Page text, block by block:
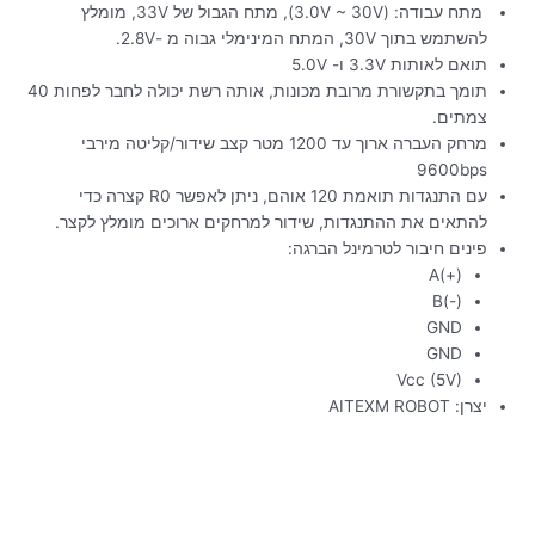
מתח עבודה: (3.0V ~ 30V), מתח הגבול של 33V, מומלץ
להשתמש בתוך 30V, המתח המינימלי גבוה מ -2.8V.
תואם לאותות 3.3V ו- 5.0V
תומך בתקשורת מרובת מכונות, אותה רשת יכולה לחבר לפחות 40
צמתים.
מרחק העברה ארוך עד 1200 מטר קצב שידור/קליטה מירבי
9600bps
עם התנגדות תואמת 120 אוהם, ניתן לאפשר R0 קצרה כדי
להתאים את ההתנגדות, שידור למרחקים ארוכים מומלץ לקצר.
פינים חיבור לטרמינל הברגה:
(+)A
(-)B
GND
GND
Vcc (5V)
יצרן: AITEXM ROBOT